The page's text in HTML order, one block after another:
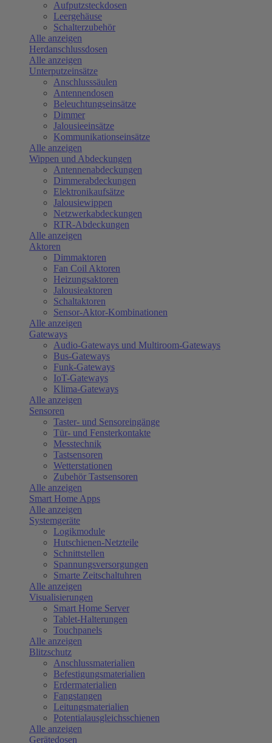
Aufputzsteckdosen
Leergehäuse
Schalterzubehör
Alle anzeigen
Herdanschlussdosen
Alle anzeigen
Unterputzeinsätze
Anschlusssäulen
Antennendosen
Beleuchtungseinsätze
Dimmer
Jalousieeinsätze
Kommunikationseinsätze
Alle anzeigen
Wippen und Abdeckungen
Antennenabdeckungen
Dimmerabdeckungen
Elektronikaufsätze
Jalousiewippen
Netzwerkabdeckungen
RTR-Abdeckungen
Alle anzeigen
Aktoren
Dimmaktoren
Fan Coil Aktoren
Heizungsaktoren
Jalousieaktoren
Schaltaktoren
Sensor-Aktor-Kombinationen
Alle anzeigen
Gateways
Audio-Gateways und Multiroom-Gateways
Bus-Gateways
Funk-Gateways
IoT-Gateways
Klima-Gateways
Alle anzeigen
Sensoren
Taster- und Sensoreingänge
Tür- und Fensterkontakte
Messtechnik
Tastsensoren
Wetterstationen
Zubehör Tastsensoren
Alle anzeigen
Smart Home Apps
Alle anzeigen
Systemgeräte
Logikmodule
Hutschienen-Netzteile
Schnittstellen
Spannungsversorgungen
Smarte Zeitschaltuhren
Alle anzeigen
Visualisierungen
Smart Home Server
Tablet-Halterungen
Touchpanels
Alle anzeigen
Blitzschutz
Anschlussmaterialien
Befestigungsmaterialien
Erdermaterialien
Fangstangen
Leitungsmaterialien
Potentialausgleichsschienen
Alle anzeigen
Gerätedosen